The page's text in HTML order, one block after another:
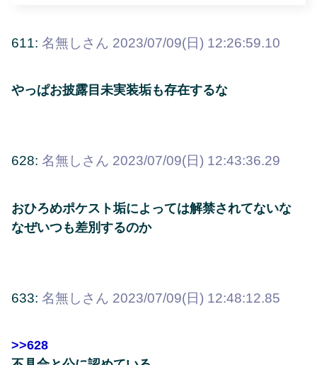
611: 名無しさん 2023/07/09(日) 12:26:59.10
やっぱお披露目未実装垢も存在するな
628: 名無しさん 2023/07/09(日) 12:43:36.29
おひろめポケスト垢によっては解禁されてないな
なぜいつも差別するのか
633: 名無しさん 2023/07/09(日) 12:48:12.85
>>628